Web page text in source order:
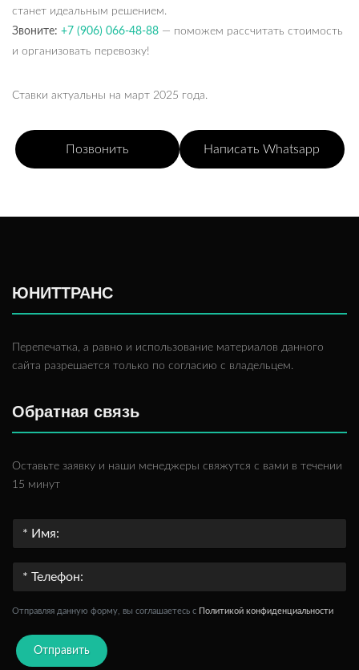
станет идеальным решением.
Звоните: +7 (906) 066-48-88 — поможем рассчитать стоимость
и организовать перевозку!
Ставки актуальны на март 2025 года.
Позвонить Написать Whatsapp
ЮНИТТРАНС
Перепечатка, а равно и использование материалов данного
сайта разрешается только по согласию с владельцем.
Обратная связь
Оставьте заявку и наши менеджеры свяжутся с вами в течении
15 минут
Отправляя данную форму, вы соглашаетесь c Политикой конфиденциальности
Отправить